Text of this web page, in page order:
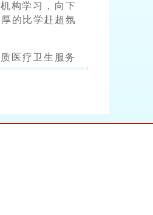
构学习，向下
的比学赶超氛
医疗卫生服务